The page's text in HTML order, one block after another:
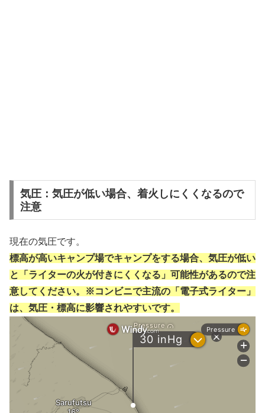
気圧：気圧が低い場合、着火しにくくなるので
注意
現在の気圧です。
標高が高いキャンプ場でキャンプをする場合、気圧が低い
と「ライターの火が付きにくくなる」可能性があるので注
意してください。※コンビニで主流の「電子式ライター」
は、気圧・標高に影響されやすいです。